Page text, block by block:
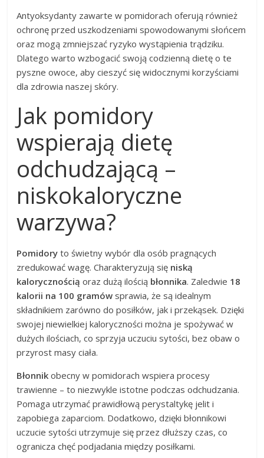
Antyoksydanty zawarte w pomidorach oferują również
ochronę przed uszkodzeniami spowodowanymi słońcem
oraz mogą zmniejszać ryzyko wystąpienia trądziku.
Dlatego warto wzbogacić swoją codzienną dietę o te
pyszne owoce, aby cieszyć się widocznymi korzyściami
dla zdrowia naszej skóry.
Jak pomidory
wspierają dietę
odchudzającą –
niskokaloryczne
warzywa?
Pomidory to świetny wybór dla osób pragnących
zredukować wagę. Charakteryzują się niską
kalorycznością oraz dużą ilością błonnika. Zaledwie 18
kalorii na 100 gramów sprawia, że są idealnym
składnikiem zarówno do posiłków, jak i przekąsek. Dzięki
swojej niewielkiej kaloryczności można je spożywać w
dużych ilościach, co sprzyja uczuciu sytości, bez obaw o
przyrost masy ciała.
Błonnik obecny w pomidorach wspiera procesy
trawienne – to niezwykle istotne podczas odchudzania.
Pomaga utrzymać prawidłową perystaltykę jelit i
zapobiega zaparciom. Dodatkowo, dzięki błonnikowi
uczucie sytości utrzymuje się przez dłuższy czas, co
ogranicza chęć podjadania między posiłkami.